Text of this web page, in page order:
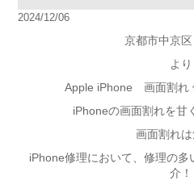
2024/12/06
京都市中京
より
Apple iPhone 画面割れ
iPhoneの画面割れを甘
画面割れは
iPhone修理において、修理の
介！